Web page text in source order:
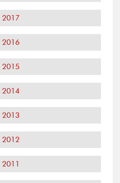
2017
2016
2015
2014
2013
2012
2011